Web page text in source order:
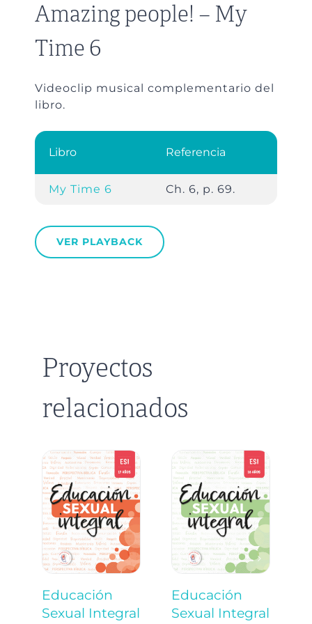
Amazing people! – My
Time 6
Videoclip musical complementario del
libro.
Libro Referencia
My Time 6 Ch. 6, p. 69.
VER PLAYBACK
Proyectos
relacionados
Educación
Sexual Integral
Educación
Sexual Integral